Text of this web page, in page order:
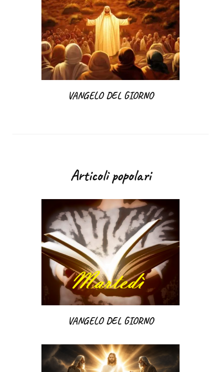
VANGELO DEL GIORNO
Articoli popolari
VANGELO DEL GIORNO